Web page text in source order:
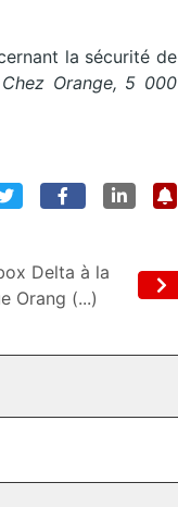
la sécurité de
Orange, 5 000
Delta à la
Orang (...)